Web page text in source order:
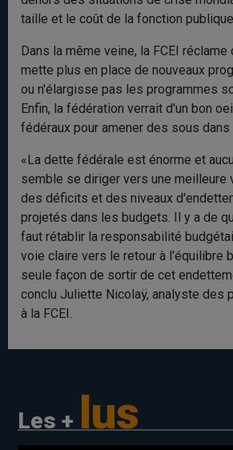
taille et le coût de la fonction
Dans la même veine, la FCEI réclame
mette plus en place de nouveaux
ou n'élargisse pas les programmes
Enfin, la fédération verrait d'un bon
fédéraux pour amener des sous dans
«La dette fédérale est énorme et
semble se diriger vers une meilleure
des déficits et des niveaux
projetés dans les budgets. Il y a de
faut rétablir la responsabilité
voie claire vers le retour à l'équilibre
seule façon de sortir de cet
conclu Juliette Nicolaÿ, analyste des
à la FCEI.
Les + lus